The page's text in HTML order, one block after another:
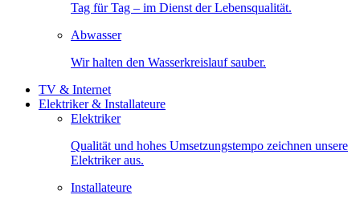
Tag für Tag – im Dienst der Lebensqualität.
Abwasser
Wir halten den Wasserkreislauf sauber.
TV & Internet
Elektriker & Installateure
Elektriker
Qualität und hohes Umsetzungstempo zeichnen unsere
Elektriker aus.
Installateure